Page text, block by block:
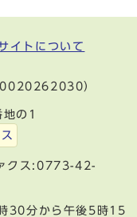
イトについて
）
の1
クス:0773-42-
30分から午後5時15